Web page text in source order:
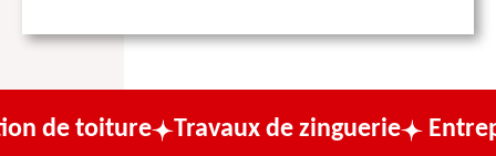
Travaux de zinguerie Entreprise de